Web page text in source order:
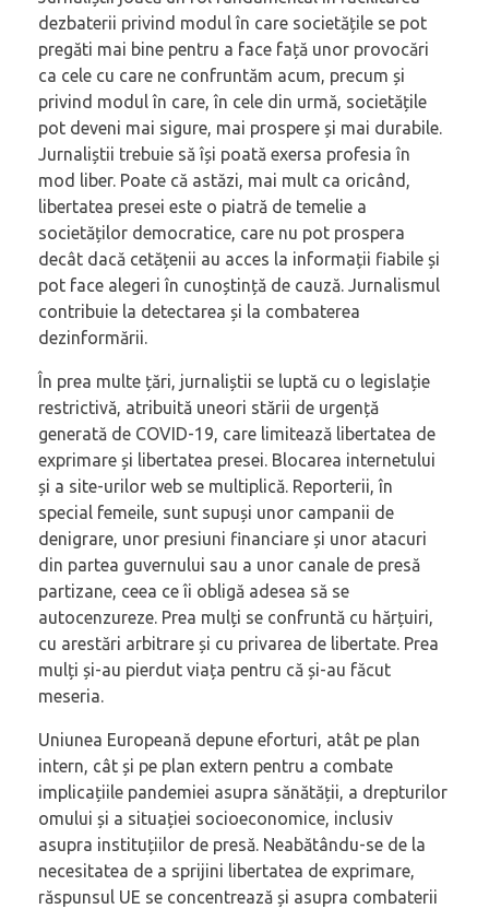
dezbaterii privind modul în care societățile se pot
pregăti mai bine pentru a face față unor provocări
ca cele cu care ne confruntăm acum, precum și
privind modul în care, în cele din urmă, societățile
pot deveni mai sigure, mai prospere și mai durabile.
Jurnaliștii trebuie să își poată exersa profesia în
mod liber. Poate că astăzi, mai mult ca oricând,
libertatea presei este o piatră de temelie a
societăților democratice, care nu pot prospera
decât dacă cetățenii au acces la informații fiabile și
pot face alegeri în cunoștință de cauză. Jurnalismul
contribuie la detectarea și la combaterea
dezinformării.
În prea multe țări, jurnaliștii se luptă cu o legislație
restrictivă, atribuită uneori stării de urgență
generată de COVID-19, care limitează libertatea de
exprimare și libertatea presei. Blocarea internetului
și a site-urilor web se multiplică. Reporterii, în
special femeile, sunt supuși unor campanii de
denigrare, unor presiuni financiare și unor atacuri
din partea guvernului sau a unor canale de presă
partizane, ceea ce îi obligă adesea să se
autocenzureze. Prea mulți se confruntă cu hărțuiri,
cu arestări arbitrare și cu privarea de libertate. Prea
mulți și-au pierdut viața pentru că și-au făcut
meseria.
Uniunea Europeană depune eforturi, atât pe plan
intern, cât și pe plan extern pentru a combate
implicațiile pandemiei asupra sănătății, a drepturilor
omului și a situației socioeconomice, inclusiv
asupra instituțiilor de presă. Neabătându-se de la
necesitatea de a sprijini libertatea de exprimare,
răspunsul UE se concentrează și asupra combaterii